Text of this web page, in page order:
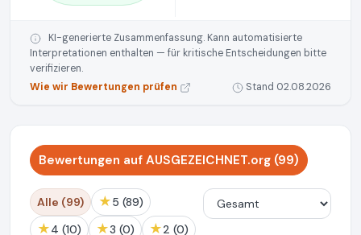
KI-generierte Zusammenfassung. Kann automatisierte
Interpretationen enthalten — für kritische Entscheidungen bitte
verifizieren.
Wie wir Bewertungen prüfen
Stand 02.08.2026
Bewertungen auf AUSGEZEICHNET.org (99)
Alle (99) ★ 5 (89)
★ 4 (10) ★ 3 (0) ★ 2 (0)